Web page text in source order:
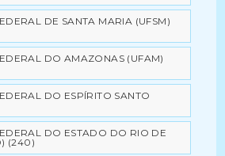
DE SANTA MARIA (UFSM)
DO AMAZONAS (UFAM)
DO ESPÍRITO SANTO
DO ESTADO DO RIO DE
(240)